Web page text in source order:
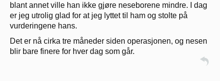
blant annet ville han ikke gjøre neseborene mindre. I dag
er jeg utrolig glad for at jeg lyttet til ham og stolte på
vurderingene hans.
Det er nå cirka tre måneder siden operasjonen, og nesen
blir bare finere for hver dag som går.